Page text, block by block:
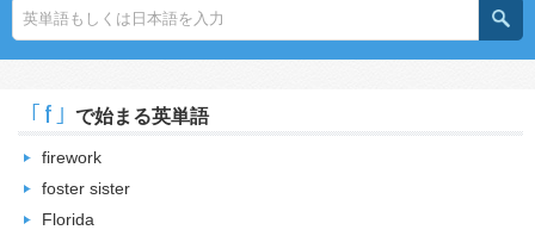
｢f｣ で始まる英単語
firework
foster sister
Florida